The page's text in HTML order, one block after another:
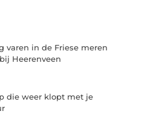
varen in de Friese meren
Heerenveen
die weer klopt met je